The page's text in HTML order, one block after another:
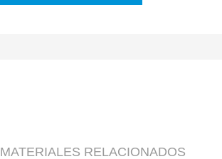
MATERIALES RELACIONADOS